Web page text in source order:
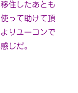
住したあとも
って助けて頂
りユーコンで
じだ。